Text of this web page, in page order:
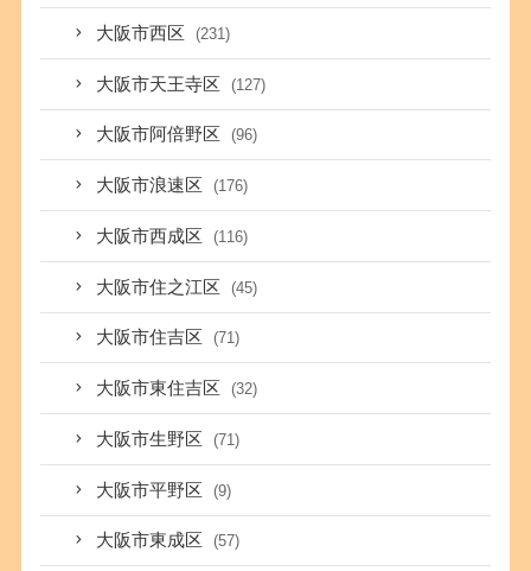
大阪市西区 (231)
大阪市天王寺区 (127)
大阪市阿倍野区 (96)
大阪市浪速区 (176)
大阪市西成区 (116)
大阪市住之江区 (45)
大阪市住吉区 (71)
大阪市東住吉区 (32)
大阪市生野区 (71)
大阪市平野区 (9)
大阪市東成区 (57)